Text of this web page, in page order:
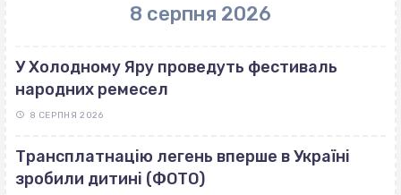
8 серпня 2026
У Холодному Яру проведуть фестиваль
народних ремесел
8 СЕРПНЯ 2026
Трансплатнацію легень вперше в Україні
зробили дитині (ФОТО)